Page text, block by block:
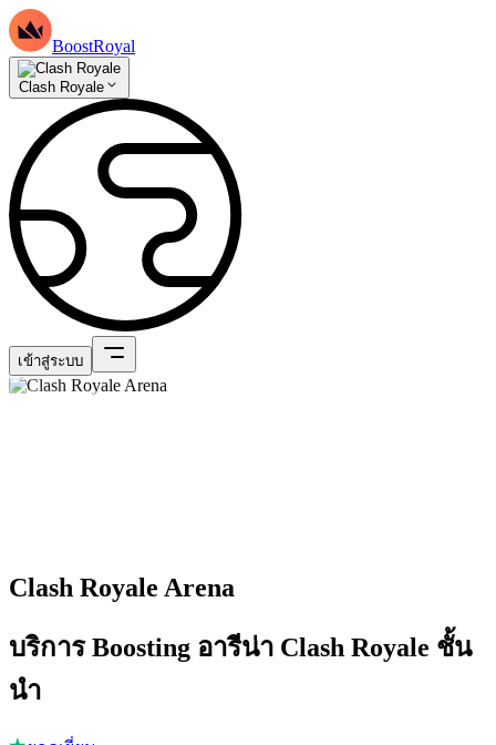
BoostRoyal
Clash Royale
เข้าสู่ระบบ
Clash Royale Arena
บริการ Boosting อารีน่า Clash Royale ชั้น
นำ